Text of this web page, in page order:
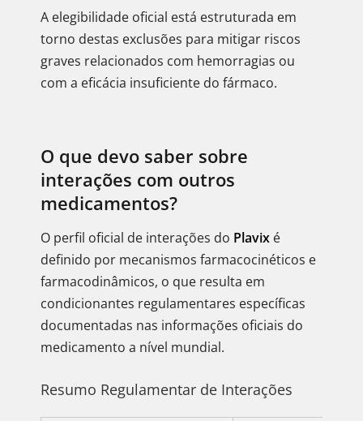
A elegibilidade oficial está estruturada em
torno destas exclusões para mitigar riscos
graves relacionados com hemorragias ou
com a eficácia insuficiente do fármaco.
O que devo saber sobre
interações com outros
medicamentos?
O perfil oficial de interações do Plavix é
definido por mecanismos farmacocinéticos e
farmacodinâmicos, o que resulta em
condicionantes regulamentares específicas
documentadas nas informações oficiais do
medicamento a nível mundial.
Resumo Regulamentar de Interações